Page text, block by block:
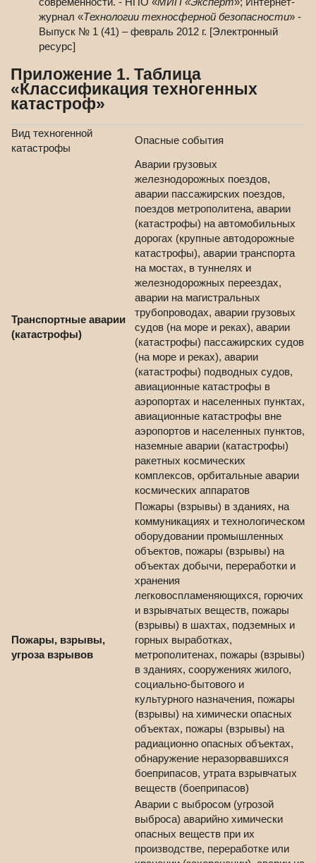
журнал «Технологии техносферной безопасности» -
Выпуск № 1 (41) – февраль 2012 г. [Электронный
ресурс]
Приложение 1. Таблица
«Классификация техногенных
катастроф»
Вид техногенной
катастрофы
Опасные события
Транспортные аварии
(катастрофы)
Аварии грузовых
железнодорожных поездов,
аварии пассажирских поездов,
поездов метрополитена, аварии
(катастрофы) на автомобильных
дорогах (крупные автодорожные
катастрофы), аварии транспорта
на мостах, в туннелях и
железнодорожных переездах,
аварии на магистральных
трубопроводах, аварии грузовых
судов (на море и реках), аварии
(катастрофы) пассажирских судов
(на море и реках), аварии
(катастрофы) подводных судов,
авиационные катастрофы в
аэропортах и населенных пунктах,
авиационные катастрофы вне
аэропортов и населенных пунктов,
наземные аварии (катастрофы)
ракетных космических
комплексов, орбитальные аварии
космических аппаратов
Пожары, взрывы,
угроза взрывов
Пожары (взрывы) в зданиях, на
коммуникациях и технологическом
оборудовании промышленных
объектов, пожары (взрывы) на
объектах добычи, переработки и
хранения
легковоспламеняющихся, горючих
и взрывчатых веществ, пожары
(взрывы) в шахтах, подземных и
горных выработках,
метрополитенах, пожары (взрывы)
в зданиях, сооружениях жилого,
социально-бытового и
культурного назначения, пожары
(взрывы) на химически опасных
объектах, пожары (взрывы) на
радиационно опасных объектах,
обнаружение неразорвавшихся
боеприпасов, утрата взрывчатых
веществ (боеприпасов)
Аварии с выбросом (угрозой
выброса) аварийно химически
опасных веществ при их
производстве, переработке или